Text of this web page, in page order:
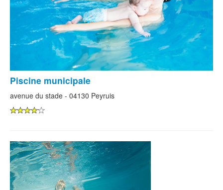
Piscine municipale
avenue du stade - 04130 Peyruis